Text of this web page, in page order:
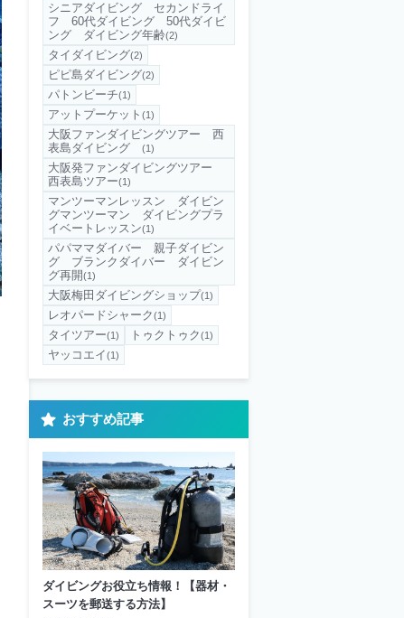
シニアダイビング セカンドライ
フ 60代ダイビング 50代ダイビ
ング ダイビング年齢(2)
タイダイビング(2)
ピピ島ダイビング(2)
パトンビーチ(1)
アットプーケット (1)
大阪ファンダイビングツアー 西
表島ダイビング
(1)
大阪発ファンダイビングツアー
西表島ツアー(1)
マンツーマンレッスン ダイビン
グマンツーマン ダイビングプラ
イベートレッスン(1)
パパママダイバー 親子ダイビン
グ ブランクダイバー ダイビン
グ再開(1)
大阪梅田ダイビングショップ(1)
レオパードシャーク(1)
タイツアー(1) トゥクトゥク(1)
ヤッコエイ(1)
おすすめ記事
ダイビングお役立ち情報！【器材・
スーツを郵送する方法】